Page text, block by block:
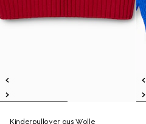
Kinderpullover aus Wolle